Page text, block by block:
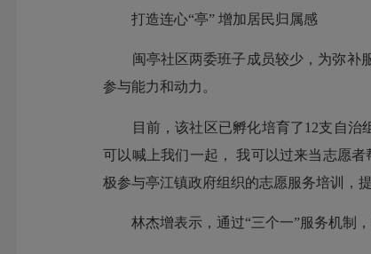
打造连心“亭” 增加居民归属感
闽亭社区两委班子成员较少，为弥补服
参与能力和动力。
目前，该社区已孵化培育了12支自治组
可以喊上我们一起， 我可以过来当志愿
极参与亭江镇政府组织的志愿服务培训，
林杰增表示，通过“三个一”服务机制，